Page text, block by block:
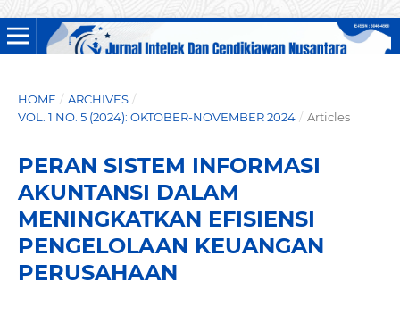
HOME / ARCHIVES /
VOL. 1 NO. 5 (2024): OKTOBER-NOVEMBER 2024 / Articles
PERAN SISTEM INFORMASI
AKUNTANSI DALAM
MENINGKATKAN EFISIENSI
PENGELOLAAN KEUANGAN
PERUSAHAAN